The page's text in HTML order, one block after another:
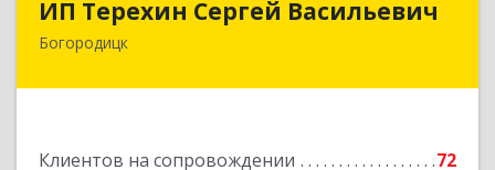
ИП Терехин Сергей Васильевич
Богородицк
Клиентов на сопровождении 72
301831, Тульская обл, Богородицкий р-н,